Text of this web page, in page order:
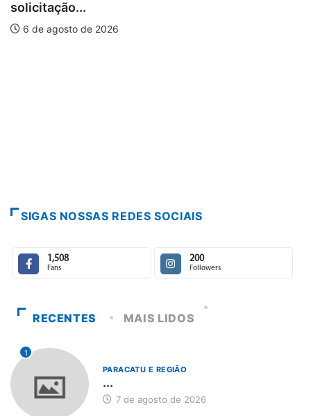
de agosto de 2026
SIGAS NOSSAS REDES SOCIAIS
1,508
Fans
200
Followers
RECENTES MAIS LIDOS
1
PARACATU E REGIÃO
...
7 de agosto de 2026